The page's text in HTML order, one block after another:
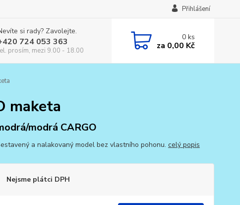
Přihlášení
si rady? Zavolejte.
724 053 363
prosím, mezi 9.00 - 18.00
0ks
za 0,00 Kč
maketa
modrá CARGO
a nalakovaný model bez vlastního pohonu. celý popis
Nejsme plátci DPH